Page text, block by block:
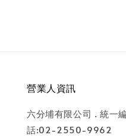
營業人資訊
六分埔有限公司 . 統一
話:02-2550-9962